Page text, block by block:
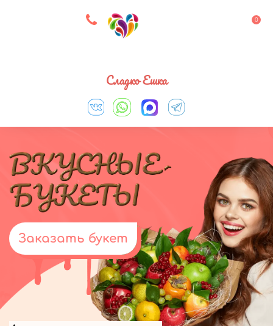
8 927 083 33 05 0
Сладко Ешка
Заказать букет